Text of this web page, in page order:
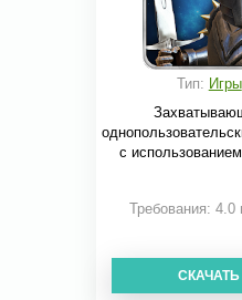
Тип: Игры
с
Требования:
СКАЧАТЬ